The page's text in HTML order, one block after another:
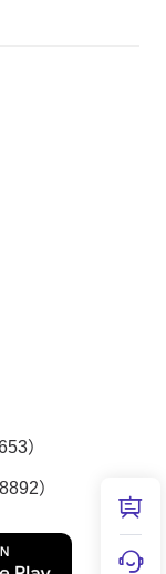
）
）